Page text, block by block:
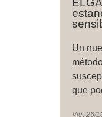
Un
que
Vie, 26/